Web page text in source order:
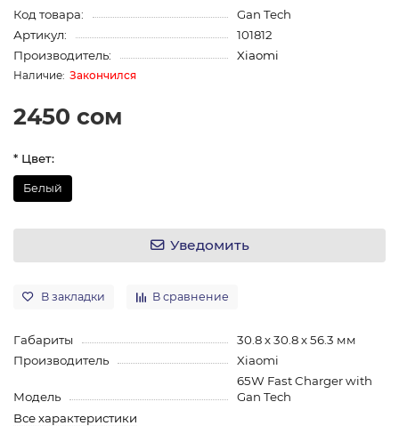
Код товара:
Gan Tech
Артикул:
101812
Производитель:
Xiaomi
Закончился
2450 сом
* Цвет:
Белый
Уведомить
В закладки В сравнение
Габариты
30.8 х 30.8 х 56.3 мм
Производитель
Xiaomi
Модель
65W Fast Charger with
Gan Tech
Все характеристики